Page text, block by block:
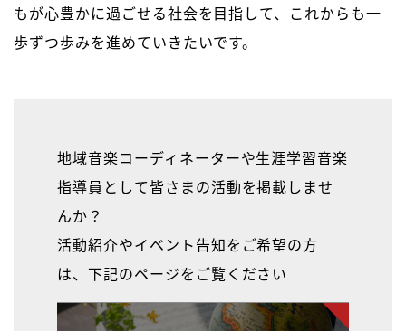
もが心豊かに過ごせる社会を目指して、これからも一
歩ずつ歩みを進めていきたいです。
地域音楽コーディネーターや生涯学習音楽
指導員として皆さまの活動を掲載しませ
んか？
活動紹介やイベント告知をご希望の方
は、下記のページをご覧ください